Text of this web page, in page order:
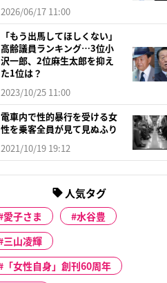
2026/06/17 11:00
「もう出馬してほしくない」
高齢議員ランキング…3位小
沢一郎、2位麻生太郎を抑え
た1位は？
2023/10/25 11:00
電車内で性的暴行を受ける女
性を乗客全員が見て見ぬふり
2021/10/19 19:12
人気タグ
愛子さま
水谷豊
三山凌輝
「女性自身」創刊60周年